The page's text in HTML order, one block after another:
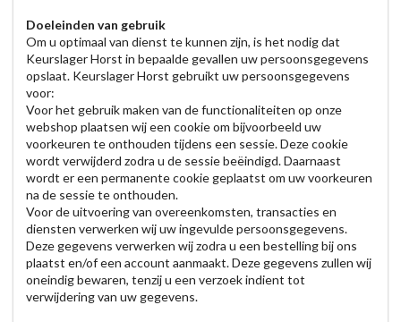
Doeleinden van gebruik
Om u optimaal van dienst te kunnen zijn, is het nodig dat
Keurslager Horst in bepaalde gevallen uw persoonsgegevens
opslaat. Keurslager Horst gebruikt uw persoonsgegevens
voor:
Voor het gebruik maken van de functionaliteiten op onze
webshop plaatsen wij een cookie om bijvoorbeeld uw
voorkeuren te onthouden tijdens een sessie. Deze cookie
wordt verwijderd zodra u de sessie beëindigd. Daarnaast
wordt er een permanente cookie geplaatst om uw voorkeuren
na de sessie te onthouden.
Voor de uitvoering van overeenkomsten, transacties en
diensten verwerken wij uw ingevulde persoonsgegevens.
Deze gegevens verwerken wij zodra u een bestelling bij ons
plaatst en/of een account aanmaakt. Deze gegevens zullen wij
oneindig bewaren, tenzij u een verzoek indient tot
verwijdering van uw gegevens.